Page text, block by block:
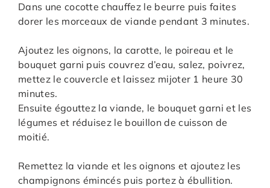
Dans une cocotte chauffez le beurre puis faites
dorer les morceaux de viande pendant 3 minutes.
Ajoutez les oignons, la carotte, le poireau et le
bouquet garni puis couvrez d’eau, salez, poivrez,
mettez le couvercle et laissez mijoter 1 heure 30
minutes.
Ensuite égouttez la viande, le bouquet garni et les
légumes et réduisez le bouillon de cuisson de
moitié.
Remettez la viande et les oignons et ajoutez les
champignons émincés puis portez à ébullition.